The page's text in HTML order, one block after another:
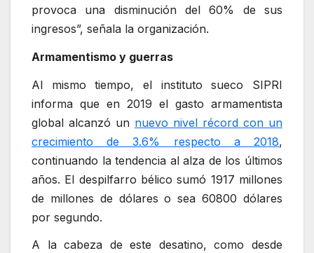
provoca una disminución del 60% de sus
ingresos”, señala la organización.
Armamentismo y guerras
Al mismo tiempo, el instituto sueco SIPRI
informa que en 2019 el gasto armamentista
global alcanzó un nuevo nivel récord con un
crecimiento de 3.6% respecto a 2018,
continuando la tendencia al alza de los últimos
años. El despilfarro bélico sumó 1917 millones
de millones de dólares o sea 60800 dólares
por segundo.
A la cabeza de este desatino, como desde